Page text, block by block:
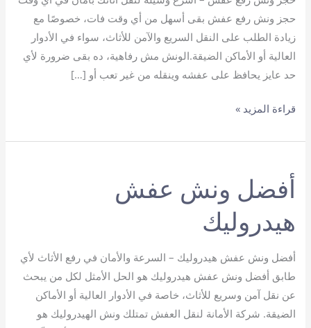
حجز ونش رفع عفش بقى أسهل من أي وقت فات، خصوصًا مع
زيادة الطلب على النقل السريع والآمن للأثاث، سواء في الأدوار
العالية أو الأماكن الضيقة.الونش مش رفاهية، ده بقى ضرورة لأي
حد عايز يحافظ على عفشه وينقله من غير تعب أو […]
حجز
رفع
قراءة المزيد »
أفضل ونش عفش
هيدروليك
أفضل ونش عفش هيدروليك – السرعة والأمان في رفع الأثاث لأي
طابق أفضل ونش عفش هيدروليك هو الحل الأمثل لكل من يبحث
عن نقل آمن وسريع للأثاث، خاصة في الأدوار العالية أو الأماكن
الضيقة. شركة الأمانة لنقل العفش تمتلك ونش الهيدروليك هو